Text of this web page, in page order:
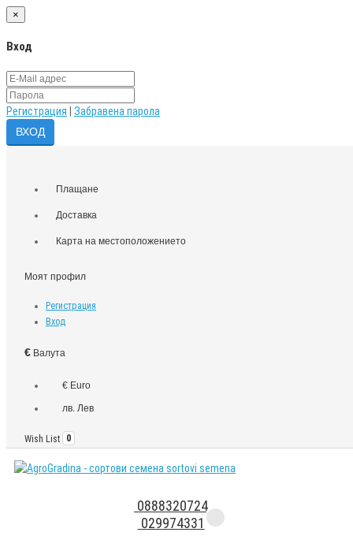
×
Вход
Регистрация Забравена парола
Плащане
Доставка
Карта на местоположението
Моят профил
Регистрация
Вход
€ Валута
€ Euro
лв. Лев
Wish List 0
0888320724
029974331